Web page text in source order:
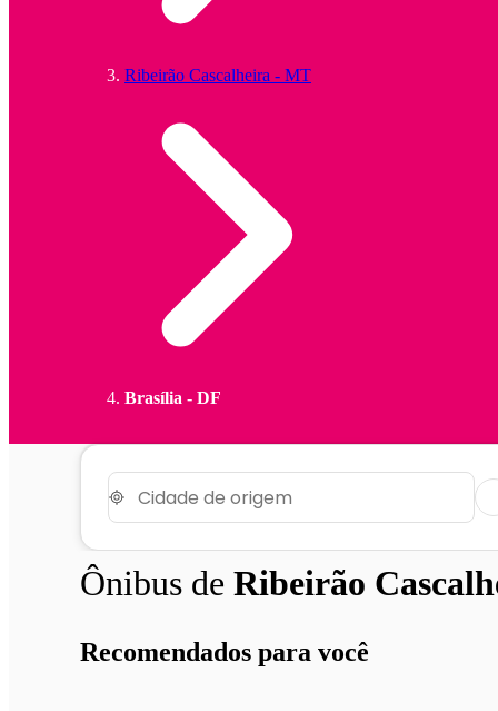
Ribeirão Cascalheira - MT
Brasília - DF
Ônibus de Ribeirão
Recomendados para você